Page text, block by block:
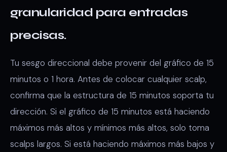
granularidad para entradas
precisas.
Tu sesgo direccional debe provenir del gráfico de 15
minutos o 1 hora. Antes de colocar cualquier scalp,
confirma que la estructura de 15 minutos soporta tu
dirección. Si el gráfico de 15 minutos está haciendo
máximos más altos y mínimos más altos, solo toma
scalps largos. Si está haciendo máximos más bajos y